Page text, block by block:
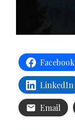
Facebook
LinkedIn
Email